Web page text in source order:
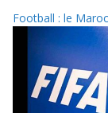
Football : le